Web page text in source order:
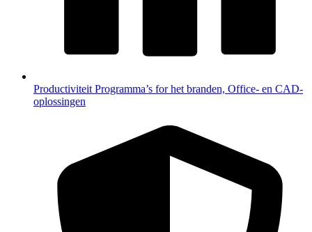
Productiviteit Programma’s for het branden, Office- en CAD-
oplossingen